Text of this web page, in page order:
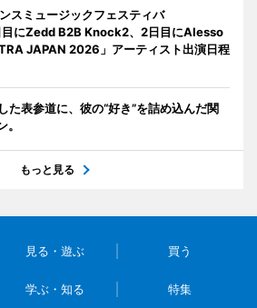
スミュージックフェスティバ
B2B Knock2、2日目にAlesso
JAPAN 2026」アーティスト出演日程
表参道に、彼の“好き”を詰め込んだ関
もっと見る
見る・遊ぶ 買う
学ぶ・知る 特集